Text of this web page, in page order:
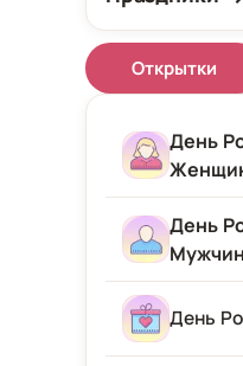
Открытки
День
Женщине
Подруге
Девушке
День
Мужчине
День